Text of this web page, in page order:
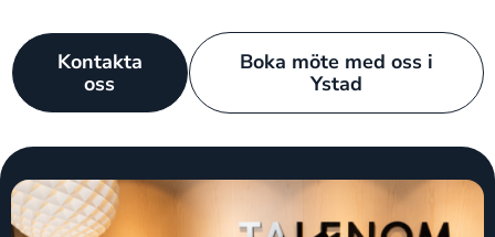
Kontakta
oss
Boka möte med oss i
Ystad